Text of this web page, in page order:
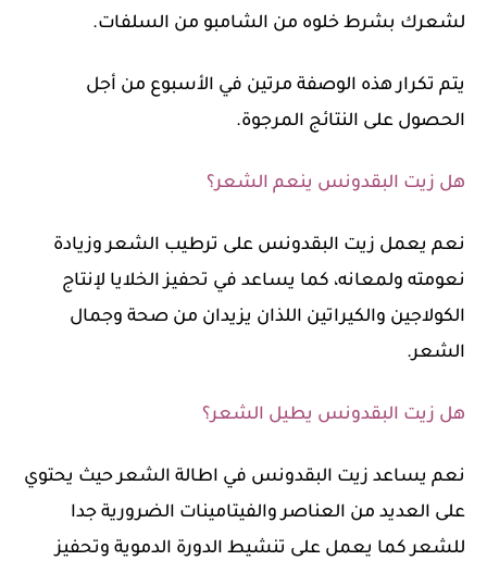
لشعرك بشرط خلوه من الشامبو من السلفات.
يتم تكرار هذه الوصفة مرتين في الأسبوع من أجل
الحصول على النتائج المرجوة.
هل زيت البقدونس ينعم الشعر؟
نعم يعمل زيت البقدونس على ترطيب الشعر وزيادة
نعومته ولمعانه، كما يساعد في تحفيز الخلايا لإنتاج
الكولاجين والكيراتين اللذان يزيدان من صحة وجمال
الشعر.
هل زيت البقدونس يطيل الشعر؟
نعم يساعد زيت البقدونس في اطالة الشعر حيث يحتوي
على العديد من العناصر والفيتامينات الضرورية جدا
للشعر كما يعمل على تنشيط الدورة الدموية وتحفيز